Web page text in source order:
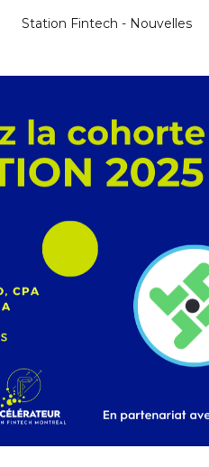
Station Fintech - Nouvelles